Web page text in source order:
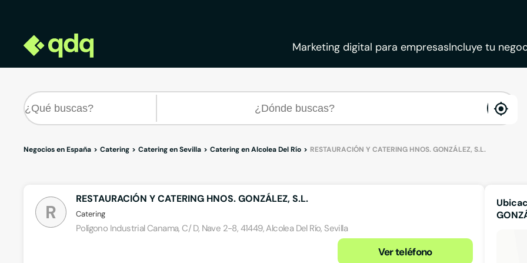
Marketing digital para empresasIncluye tu
Negocios en España Catering Catering en Sevilla Catering en Alcolea Del Río RESTAURACIÓN Y CATERING HNOS. GONZÁLEZ, S.L.
R
RESTAURACIÓN Y CATERING HNOS. GONZÁLEZ, S.L.
Catering
Polígono Industrial Canama, C/ D, Nave 2-8, 41449, Alcolea Del Río, Sevilla
Ver teléfono